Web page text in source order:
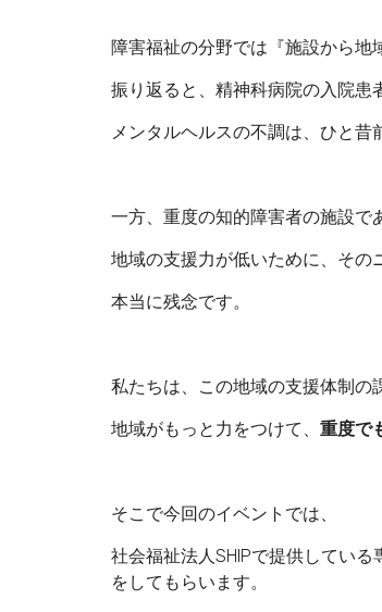
障害福祉の分野では『施設から地
振り返ると、精神科病院の入院患
メンタルヘルスの不調は、ひと昔
一方、重度の知的障害者の施設で
地域の支援力が低いために、その
本当に残念です。
私たちは、この地域の支援体制の
地域がもっと力をつけて、 重度で
そこで今回のイベントでは、
社会福祉法人SHIPで提供してい
をしてもらいます。